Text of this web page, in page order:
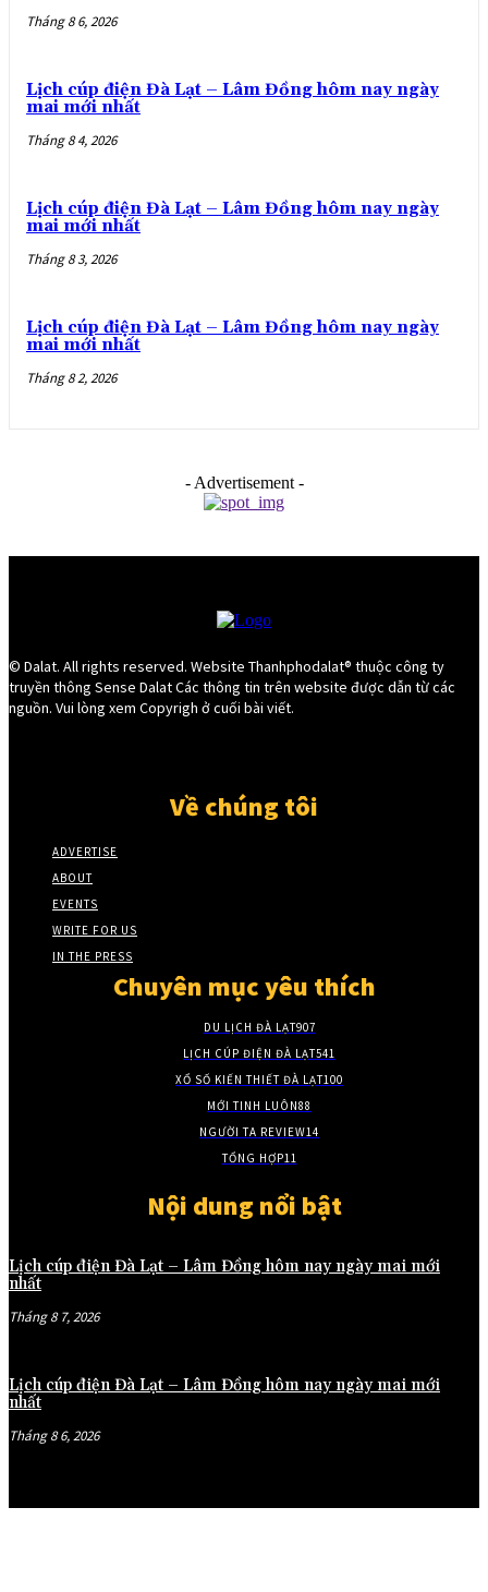
Tháng 8 6, 2026
Lịch cúp điện Đà Lạt – Lâm Đồng hôm nay ngày
mai mới nhất
Tháng 8 4, 2026
Lịch cúp điện Đà Lạt – Lâm Đồng hôm nay ngày
mai mới nhất
Tháng 8 3, 2026
Lịch cúp điện Đà Lạt – Lâm Đồng hôm nay ngày
mai mới nhất
Tháng 8 2, 2026
- Advertisement -
© Dalat. All rights reserved. Website Thanhphodalat® thuộc công ty
truyền thông Sense Dalat Các thông tin trên website được dẫn từ các
nguồn. Vui lòng xem Copyrigh ở cuối bài viết.
Về chúng tôi
ADVERTISE
ABOUT
EVENTS
WRITE FOR US
IN THE PRESS
Chuyên mục yêu thích
DU LỊCH ĐÀ LẠT907
LỊCH CÚP ĐIỆN ĐÀ LẠT541
XỔ SỐ KIẾN THIẾT ĐÀ LẠT100
MỚI TINH LUÔN88
NGƯỜI TA REVIEW14
TỔNG HỢP11
Nội dung nổi bật
Lịch cúp điện Đà Lạt – Lâm Đồng hôm nay ngày mai mới
nhất
Tháng 8 7, 2026
Lịch cúp điện Đà Lạt – Lâm Đồng hôm nay ngày mai mới
nhất
Tháng 8 6, 2026